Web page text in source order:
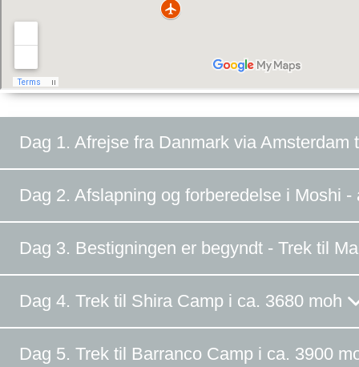
Dag 1. Afrejse fra Danmark via Amsterdam
Dag 2. Afslapning og forberedelse i Moshi
Dag 3. Bestigningen er begyndt - Trek til
Dag 4. Trek til Shira Camp i ca. 3680 moh
Dag 5. Trek til Barranco Camp i ca. 3900